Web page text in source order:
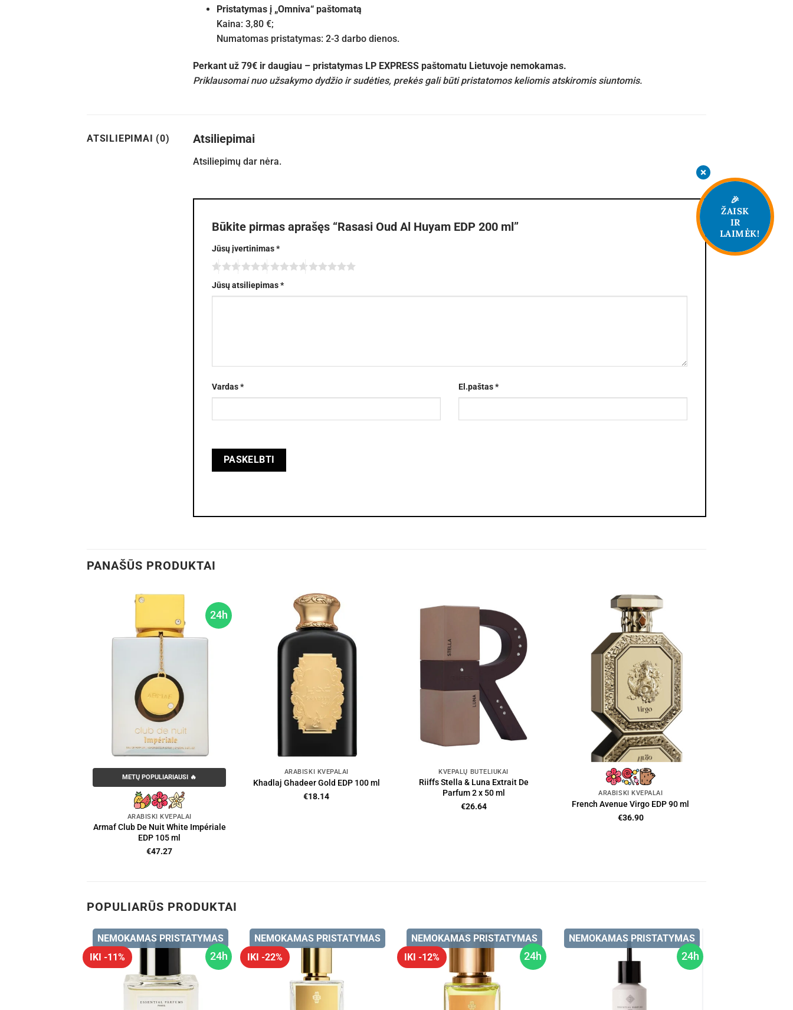
Pristatymas į „Omniva“ paštomatą
Kaina: 3,80 €;
Numatomas pristatymas: 2-3 darbo dienos.
Perkant už 79€ ir daugiau – pristatymas LP EXPRESS paštomatu Lietuvoje nemokamas.
Priklausomai nuo užsakymo dydžio ir sudėties, prekės gali būti pristatomos keliomis atskiromis siuntomis.
ATSILIEPIMAI (0) Atsiliepimai
Atsiliepimų dar nėra.
Būkite pirmas aprašęs “Rasasi Oud Al Huyam EDP 200 ml”
Jūsų įvertinimas*
Jūsų atsiliepimas*
Vardas* El.paštas*
PANAŠŪS PRODUKTAI
24h
METŲ POPULIARIAUSI 🔥
ARABIŠKI KVEPALAI
Armaf Club De Nuit White Impériale
EDP 105 ml
€47.27
ARABIŠKI KVEPALAI
Khadlaj Ghadeer Gold EDP 100 ml
€18.14
KVEPALŲ BUTELIUKAI
Riiffs Stella & Luna Extrait De
Parfum 2 x 50 ml
€26.64
ARABIŠKI KVEPALAI
French Avenue Virgo EDP 90 ml
€36.90
POPULIARŪS PRODUKTAI
24h
IKI -11%
NEMOKAMAS PRISTATYMAS
IKI -22%
NEMOKAMAS PRISTATYMAS
24h
IKI -12%
NEMOKAMAS PRISTATYMAS
24h
NEMOKAMAS PRISTATYMAS
🎉
ŽAISK
IR
LAIMĖK!